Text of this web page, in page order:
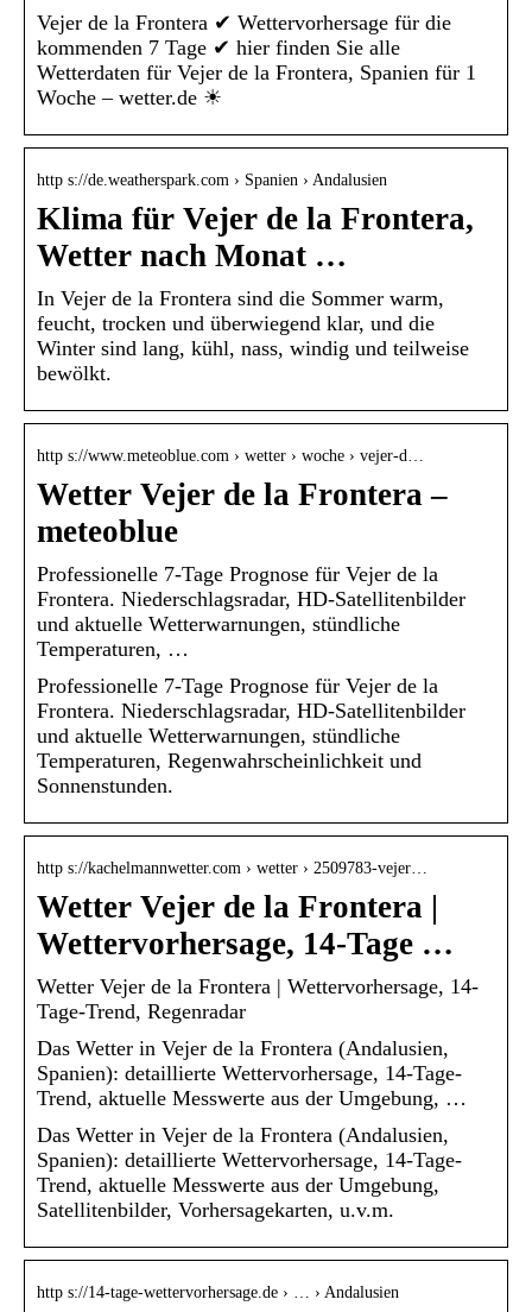
Vejer de la Frontera ✔ Wettervorhersage für die
kommenden 7 Tage ✔ hier finden Sie alle
Wetterdaten für Vejer de la Frontera, Spanien für 1
Woche – wetter.de ☀
http s://de.weatherspark.com › Spanien › Andalusien
Klima für Vejer de la Frontera,
Wetter nach Monat …
In Vejer de la Frontera sind die Sommer warm,
feucht, trocken und überwiegend klar, und die
Winter sind lang, kühl, nass, windig und teilweise
bewölkt.
http s://www.meteoblue.com › wetter › woche › vejer-d…
Wetter Vejer de la Frontera –
meteoblue
Professionelle 7-Tage Prognose für Vejer de la
Frontera. Niederschlagsradar, HD-Satellitenbilder
und aktuelle Wetterwarnungen, stündliche
Temperaturen, …
Professionelle 7-Tage Prognose für Vejer de la
Frontera. Niederschlagsradar, HD-Satellitenbilder
und aktuelle Wetterwarnungen, stündliche
Temperaturen, Regenwahrscheinlichkeit und
Sonnenstunden.
http s://kachelmannwetter.com › wetter › 2509783-vejer…
Wetter Vejer de la Frontera |
Wettervorhersage, 14-Tage …
Wetter Vejer de la Frontera | Wettervorhersage, 14-
Tage-Trend, Regenradar
Das Wetter in Vejer de la Frontera (Andalusien,
Spanien): detaillierte Wettervorhersage, 14-Tage-
Trend, aktuelle Messwerte aus der Umgebung, …
Das Wetter in Vejer de la Frontera (Andalusien,
Spanien): detaillierte Wettervorhersage, 14-Tage-
Trend, aktuelle Messwerte aus der Umgebung,
Satellitenbilder, Vorhersagekarten, u.v.m.
http s://14-tage-wettervorhersage.de › … › Andalusien